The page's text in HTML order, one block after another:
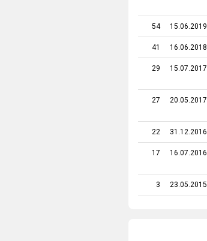
54 15.06.2019
41 16.06.2018
29 15.07.2017
27 20.05.2017
22 31.12.2016
17 16.07.2016
3 23.05.2015